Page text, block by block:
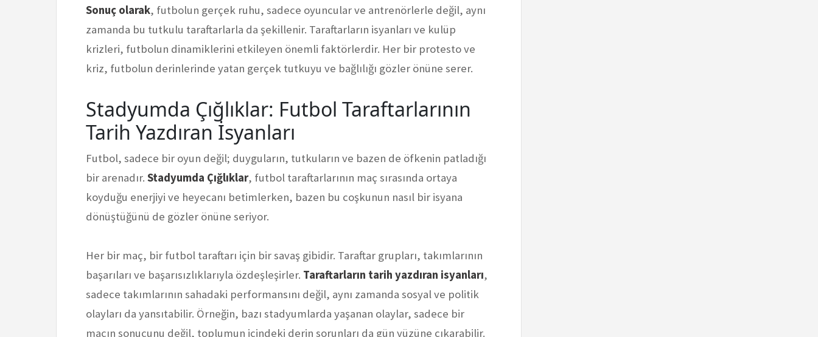
Sonuç olarak, futbolun gerçek ruhu, sadece oyuncular ve antrenörlerle değil, aynı
zamanda bu tutkulu taraftarlarla da şekillenir. Taraftarların isyanları ve kulüp
krizleri, futbolun dinamiklerini etkileyen önemli faktörlerdir. Her bir protesto ve
kriz, futbolun derinlerinde yatan gerçek tutkuyu ve bağlılığı gözler önüne serer.
Stadyumda Çığlıklar: Futbol Taraftarlarının
Tarih Yazdıran İsyanları
Futbol, sadece bir oyun değil; duyguların, tutkuların ve bazen de öfkenin patladığı
bir arenadır. Stadyumda Çığlıklar, futbol taraftarlarının maç sırasında ortaya
koyduğu enerjiyi ve heyecanı betimlerken, bazen bu coşkunun nasıl bir isyana
dönüştüğünü de gözler önüne seriyor.
Her bir maç, bir futbol taraftarı için bir savaş gibidir. Taraftar grupları, takımlarının
başarıları ve başarısızlıklarıyla özdeşleşirler. Taraftarların tarih yazdıran isyanları,
sadece takımlarının sahadaki performansını değil, aynı zamanda sosyal ve politik
olayları da yansıtabilir. Örneğin, bazı stadyumlarda yaşanan olaylar, sadece bir
maçın sonucunu değil, toplumun içindeki derin sorunları da gün yüzüne çıkarabilir.